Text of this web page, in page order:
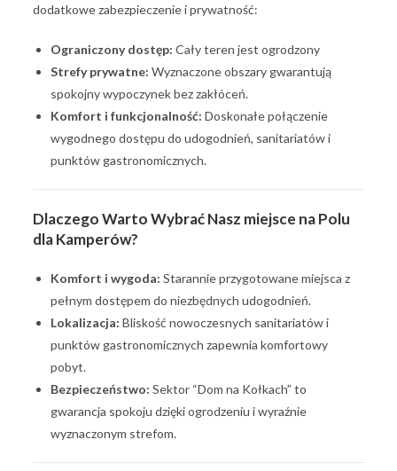
dodatkowe zabezpieczenie i prywatność:
Ograniczony dostęp: Cały teren jest ogrodzony
Strefy prywatne: Wyznaczone obszary gwarantują
spokojny wypoczynek bez zakłóceń.
Komfort i funkcjonalność: Doskonałe połączenie
wygodnego dostępu do udogodnień, sanitariatów i
punktów gastronomicznych.
Dlaczego Warto Wybrać Nasz miejsce na Polu
dla Kamperów?
Komfort i wygoda: Starannie przygotowane miejsca z
pełnym dostępem do niezbędnych udogodnień.
Lokalizacja: Bliskość nowoczesnych sanitariatów i
punktów gastronomicznych zapewnia komfortowy
pobyt.
Bezpieczeństwo: Sektor “Dom na Kołkach” to
gwarancja spokoju dzięki ogrodzeniu i wyraźnie
wyznaczonym strefom.